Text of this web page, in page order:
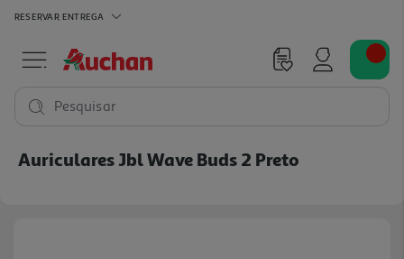
RESERVAR ENTREGA
Pesquisar
Auriculares Jbl Wave Buds 2 Preto